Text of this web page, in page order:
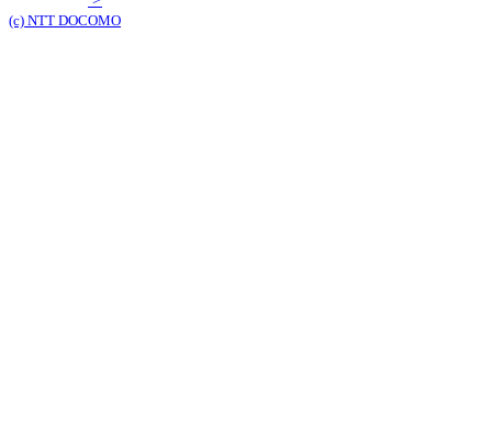
(c) NTT DOCOMO